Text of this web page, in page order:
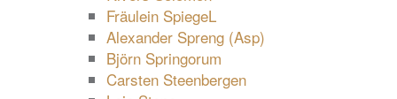
Fräulein SpiegeL
Alexander Spreng (Asp)
Björn Springorum
Carsten Steenbergen